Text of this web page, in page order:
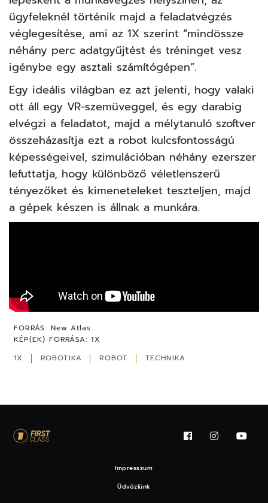
ügyfeleknél történik majd a feladatvégzés
véglegesítése, ami az 1X szerint “mindössze
néhány perc adatgyűjtést és tréninget vesz
igénybe egy asztali számítógépen”.
Egy ideális világban ez azt jelenti, hogy valaki
ott áll egy VR-szemüveggel, és egy darabig
elvégzi a feladatot, majd a mélytanuló szoftver
összeházasítja ezt a robot kulcsfontosságú
képességeivel, szimulációban néhány ezerszer
lefuttatja, hogy különböző véletlenszerű
tényezőket és kimeneteleket teszteljen, majd
a gépek készen is állnak a munkára.
FORRÁS: New Atlas
KÉP(EK) FORRÁSA: 1X
1X
ROBOTIKA ROBOT TECHNIKA
Impresszum
Üdvözlünk